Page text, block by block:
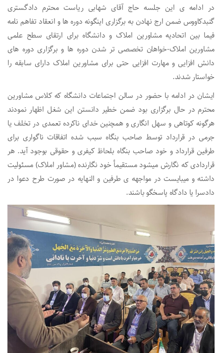
در ادامه ی این جلسه حاج آقای شهابی ریاست محترم دادگستری
گنبدکاووس ضمن ارج نهادن به برگزاری اینگونه دوره ها و انعقاد تفاهم نامه
فیما بین اتحادیه مشاورین املاک و دانشگاه برای ارتقای سطح علمی
مشاورین املاک-خواهان تخصصی تر شدن دوره ها و برگزاری دوره های
دانش افزایی و مهارت افزایی حتی برای مشاورین املاک دارای سابقه را
خواستار شدند.
ایشان در ادامه با حضور در سالن اجتماعات دانشگاه که کلاس مشاورین
محترم در حال برگزاری بود ضمن خطیر دانستن این شغل اظهار نمودند
هرگونه کوتاهی و سهل انگاری و همچنین خدای ناکرده تعمدی در تخلف یا
جرمی در قرارداد توسط صاحب بنگاه سبب شده اتفاقات ناگواری برای
طرفین قرارداد و خود صاحب بنگاه بلحاظ کیفری و حقوقی بوجود آید. هر
قراردادی که نگارش میشود مستقیمأ خود نگارنده (مشاور املاک) مسئولیت
داشته و میبایست در مواجهه ی طرفین و النهایه در صورت طرح دعوا در
دادسرا یا دادگاه پاسخگو باشند.